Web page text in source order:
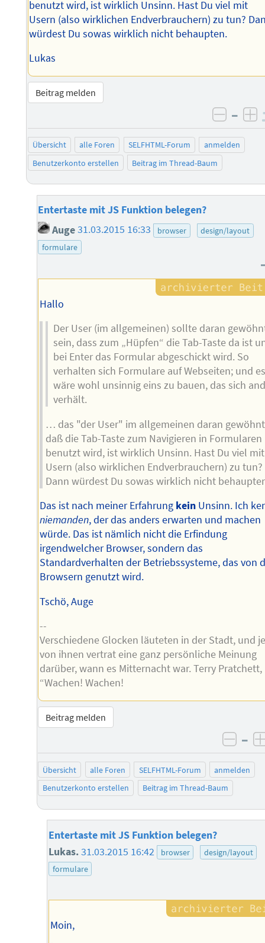
benutzt wird, ist wirklich Unsinn. Hast Du viel mit
Usern (also wirklichen Endverbrauchern) zu tun?
würdest Du sowas wirklich nicht behaupten.
Lukas
Beitrag melden
–
Übersicht alle Foren SELFHTML-Forum
anmelden
Benutzerkonto erstellen
Beitrag im Thread-Baum
Entertaste mit JS Funktion belegen?
Auge31.03.2015 16:33 browser
design/layout
formulare
Hallo
Der User (im allgemeinen) sollte daran
sein, dass zum „Hüpfen“ die Tab-Taste da ist
bei Enter das Formular abgeschickt wird. So
verhalten sich Formulare auf Webseiten; und es
wäre wohl unsinnig eins zu bauen, das sich
verhält.
… das "der User" im allgemeinen daran
daß die Tab-Taste zum Navigieren in Formularen
benutzt wird, ist wirklich Unsinn. Hast Du viel mit
Usern (also wirklichen Endverbrauchern) zu tun?
Dann würdest Du sowas wirklich nicht
Das ist nach meiner Erfahrung kein Unsinn. Ich
niemanden, der das anders erwarten und machen
würde. Das ist nämlich nicht die Erfindung
irgendwelcher Browser, sondern das
Standardverhalten der Betriebssysteme, das von
Browsern genutzt wird.
Tschö, Auge
--
Verschiedene Glocken läuteten in der Stadt, und
von ihnen vertrat eine ganz persönliche Meinung
darüber, wann es Mitternacht war. Terry Pratchett,
“Wachen! Wachen!
Beitrag melden
–
Übersicht alle Foren SELFHTML-Forum
anmelden
Benutzerkonto erstellen
Beitrag im Thread-Baum
Entertaste mit JS Funktion belegen?
Lukas.31.03.2015 16:42 browser
design/layout
formulare
Moin,